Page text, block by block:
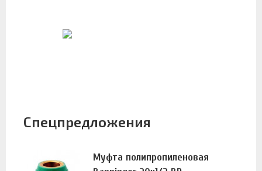
Спецпредложения
Муфта полипропиленовая